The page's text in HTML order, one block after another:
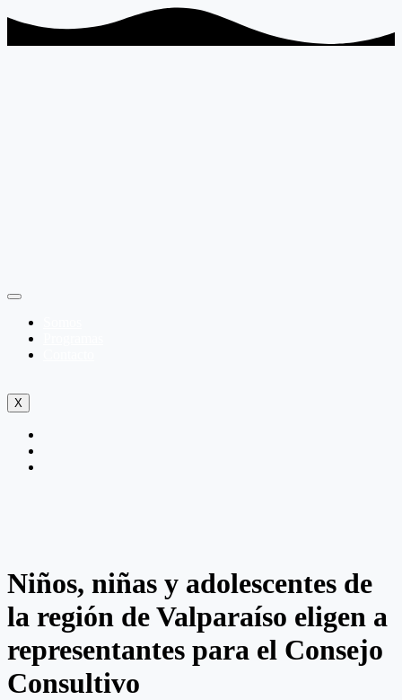
X
Niños, niñas y adolescentes de
la región de Valparaíso eligen a
representantes para el Consejo
Consultivo